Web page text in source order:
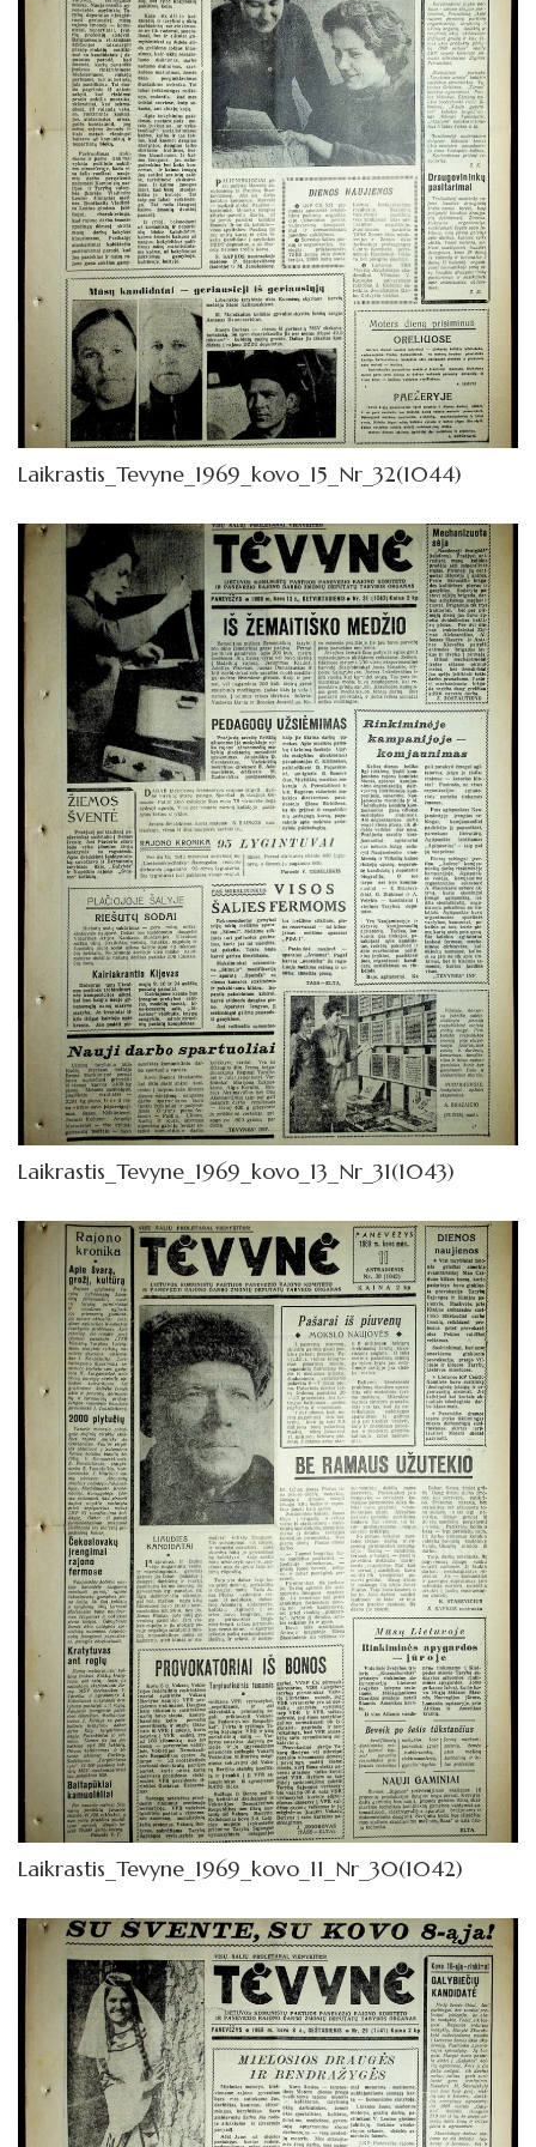
1972
1971
1970
1969
Sausis
Vasaris
Kovas
Balandis
Gegužė
Birželis
Rugpjūtis
Rugsėjis
Spalis
Lapkritis
Gruodis
1968
1967
1966
1965
1964
1963
1962
Knygos
Laikrastis_Tevyne_1969_kovo_15_Nr_32(1044)
Laikrastis_Tevyne_1969_kovo_13_Nr_31(1043)
Laikrastis_Tevyne_1969_kovo_11_Nr_30(1042)